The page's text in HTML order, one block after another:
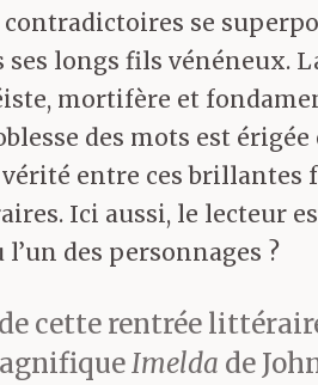
se
longs fils vénéneux.
mortifère et
des mots est
entre ces brillantes
Ici aussi, le lecteur
des personnages ?
de cette rentrée
Imelda de